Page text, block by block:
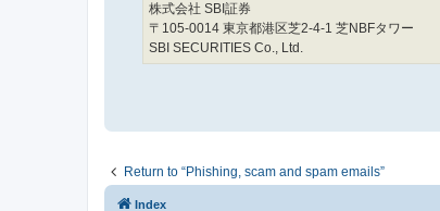
株式会社 SBI証券
〒105-0014 東京都港区芝2-4-1 芝NBFタワー
SBI SECURITIES Co., Ltd.
Return to “Phishing, scam and spam emails”
Index